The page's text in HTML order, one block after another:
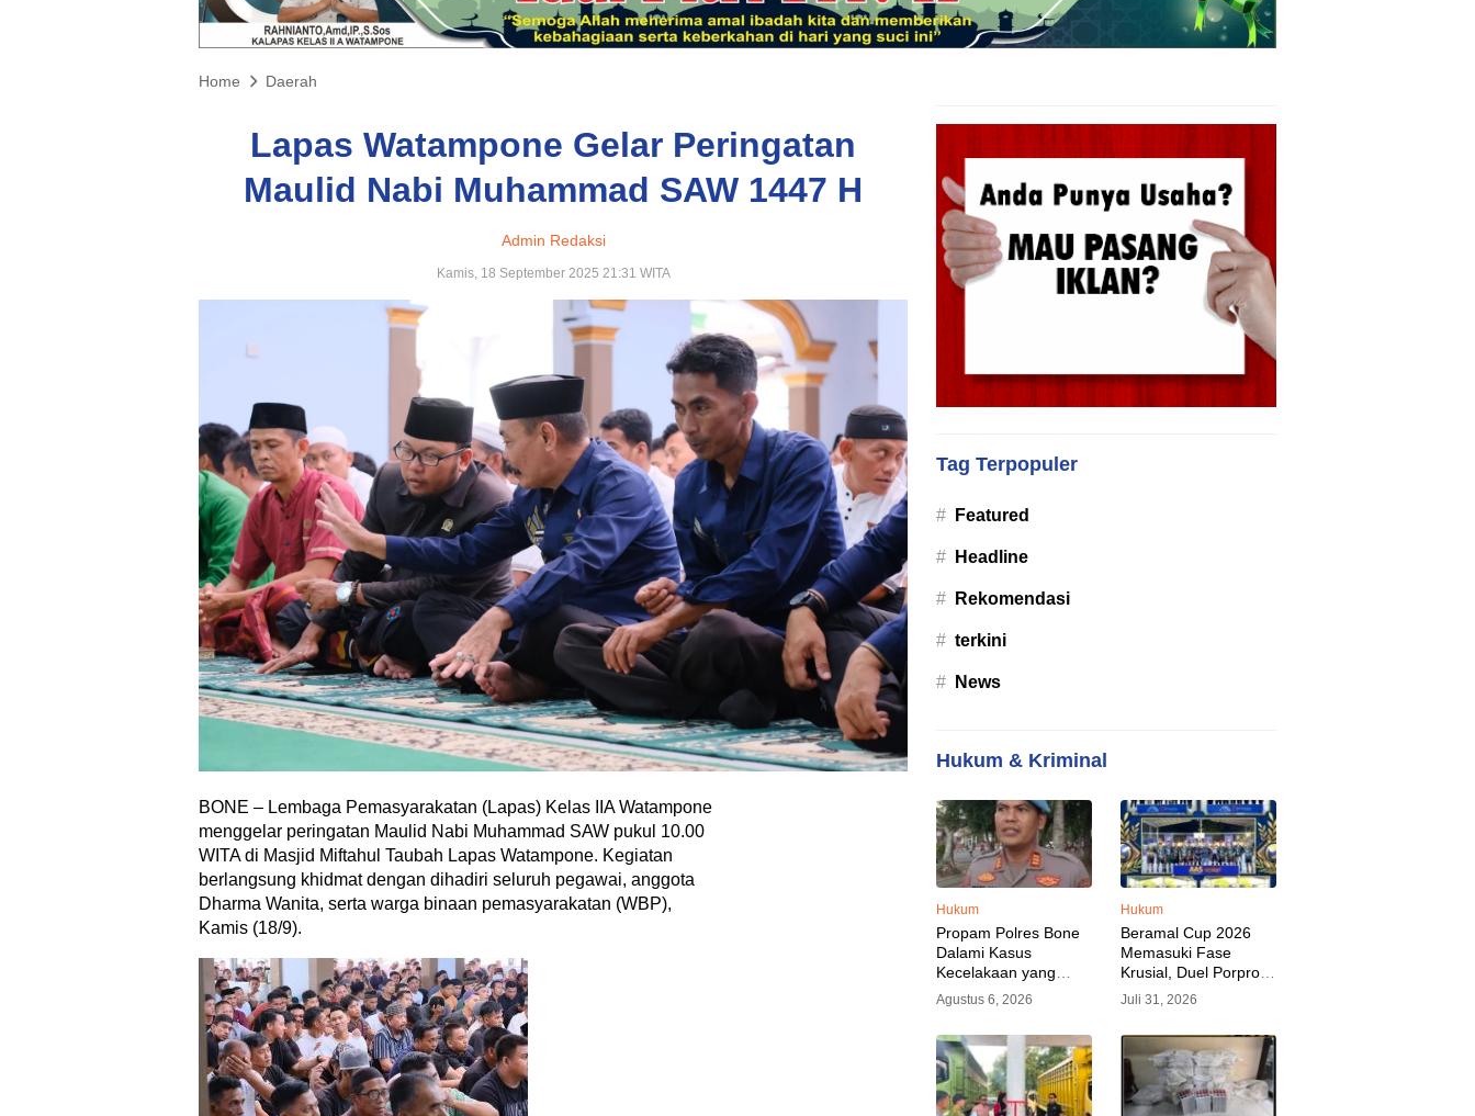
Home Daerah
Lapas Watampone Gelar Peringatan
Maulid Nabi Muhammad SAW 1447 H
Admin Redaksi
Kamis, 18 September 2025 21:31 WITA
BONE – Lembaga Pemasyarakatan (Lapas) Kelas IIA Watampone
menggelar peringatan Maulid Nabi Muhammad SAW pukul 10.00
WITA di Masjid Miftahul Taubah Lapas Watampone. Kegiatan
berlangsung khidmat dengan dihadiri seluruh pegawai, anggota
Dharma Wanita, serta warga binaan pemasyarakatan (WBP),
Kamis (18/9).
Tag Terpopuler
# Featured
# Headline
# Rekomendasi
# terkini
# News
Hukum & Kriminal
Hukum
Propam Polres Bone
Dalami Kasus
Kecelakaan yang
Libatkan Oknum
Polisi, Pelaku Sudah
Diamankan
Agustus 6, 2026
Hukum
Beramal Cup 2026
Memasuki Fase
Krusial, Duel Porprov
Bone vs Trikora Wajo
Jadi Sorotan Malam
Ini
Juli 31, 2026